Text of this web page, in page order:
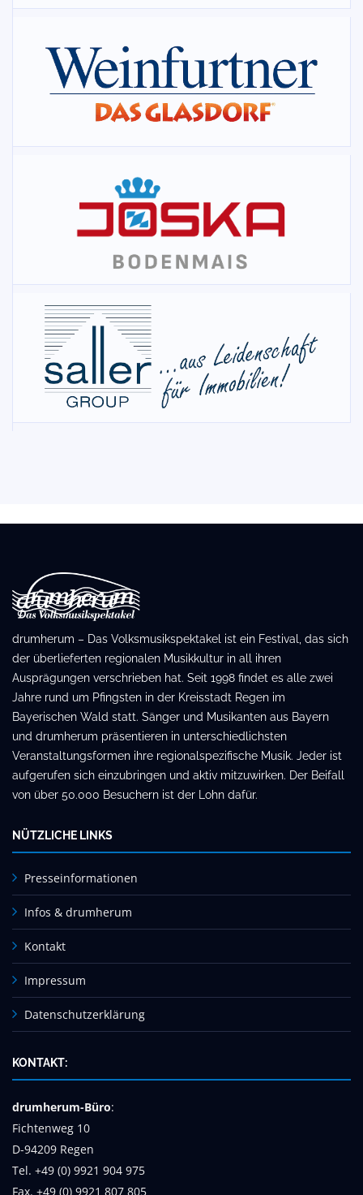
drumherum – Das Volksmusikspektakel ist ein Festival, das sich
der überlieferten regionalen Musikkultur in all ihren
Ausprägungen verschrieben hat. Seit 1998 findet es alle zwei
Jahre rund um Pfingsten in der Kreisstadt Regen im
Bayerischen Wald statt. Sänger und Musikanten aus Bayern
und drumherum präsentieren in unterschiedlichsten
Veranstaltungsformen ihre regionalspezifische Musik. Jeder ist
aufgerufen sich einzubringen und aktiv mitzuwirken. Der Beifall
von über 50.000 Besuchern ist der Lohn dafür.
NÜTZLICHE LINKS
Presseinformationen
Infos & drumherum
Kontakt
Impressum
Datenschutzerklärung
KONTAKT:
drumherum-Büro:
Fichtenweg 10
D-94209 Regen
Tel. +49 (0) 9921 904 975
Fax. +49 (0) 9921 807 805